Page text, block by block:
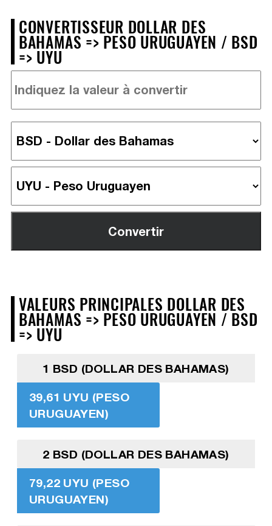
CONVERTISSEUR DOLLAR DES
BAHAMAS => PESO URUGUAYEN / BSD
=> UYU
VALEURS PRINCIPALES DOLLAR DES
BAHAMAS => PESO URUGUAYEN / BSD
=> UYU
1 BSD (DOLLAR DES BAHAMAS)
39,61 UYU (PESO
URUGUAYEN)
2 BSD (DOLLAR DES BAHAMAS)
79,22 UYU (PESO
URUGUAYEN)